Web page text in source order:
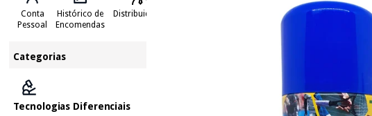
Conta
Pessoal
Histórico de
Encomendas
Distribuidores
Categorias
Tecnologias Diferenciais